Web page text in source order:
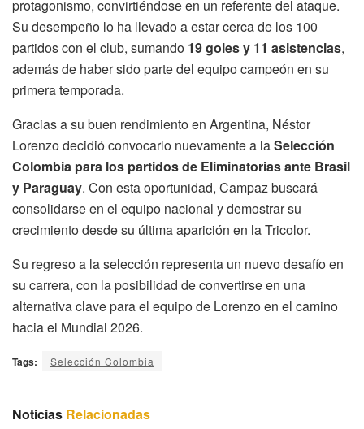
protagonismo, convirtiéndose en un referente del ataque.
Su desempeño lo ha llevado a estar cerca de los 100
partidos con el club, sumando 19 goles y 11 asistencias,
además de haber sido parte del equipo campeón en su
primera temporada.
Gracias a su buen rendimiento en Argentina, Néstor
Lorenzo decidió convocarlo nuevamente a laSelección
Colombia para los partidos de Eliminatorias ante Brasil
y Paraguay. Con esta oportunidad, Campaz buscará
consolidarse en el equipo nacional y demostrar su
crecimiento desde su última aparición en la Tricolor.
Su regreso a la selección representa un nuevo desafío en
su carrera, con la posibilidad de convertirse en una
alternativa clave para el equipo de Lorenzo en el camino
hacia el Mundial 2026.
Tags: Selección Colombia
Noticias Relacionadas